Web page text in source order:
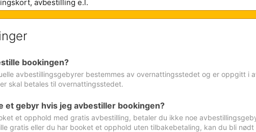
bookingen?
avbestillingsgebyrer bestemmes av overnattingsstedet og er oppgitt i
skal betales til overnattingsstedet.
et gebyr hvis jeg avbestiller bookingen?
et opphold med gratis avbestilling, betaler du ikke noe
gratis eller du har booket et opphold uten tilbakebetaling, kan du bli